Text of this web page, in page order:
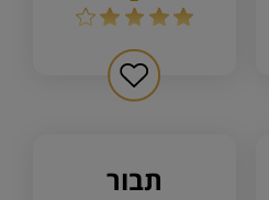
תבור